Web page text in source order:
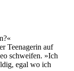
Teenagerin auf
schweifen. »Ich
egal wo ich